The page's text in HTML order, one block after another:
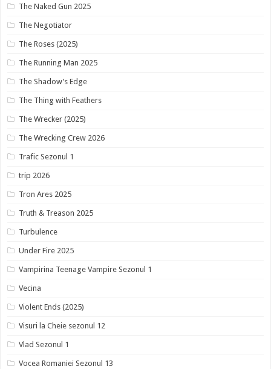
The Naked Gun 2025
The Negotiator
The Roses (2025)
The Running Man 2025
The Shadow’s Edge
The Thing with Feathers
The Wrecker (2025)
The Wrecking Crew 2026
Trafic Sezonul 1
trip 2026
Tron Ares 2025
Truth & Treason 2025
Turbulence
Under Fire 2025
Vampirina Teenage Vampire Sezonul 1
Vecina
Violent Ends (2025)
Visuri la Cheie sezonul 12
Vlad Sezonul 1
Vocea Romaniei Sezonul 13